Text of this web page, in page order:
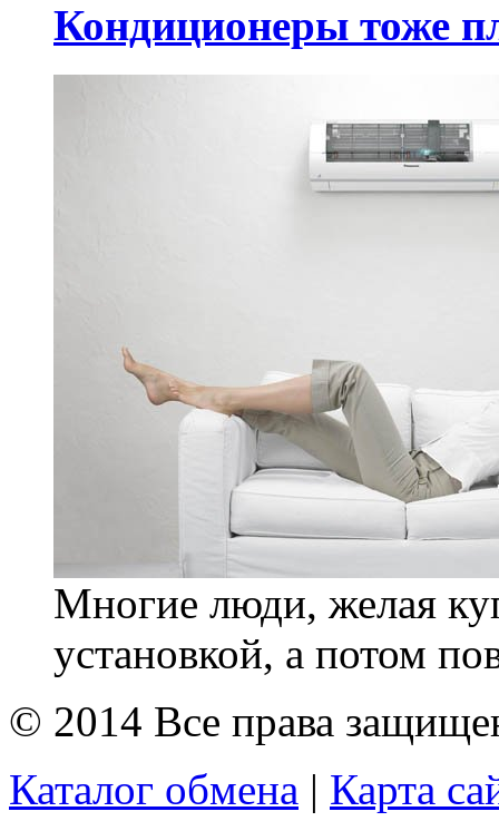
Кондиционеры тоже
Многие люди, желая
установкой, а потом
© 2014 Все права
Каталог обмена | Карта